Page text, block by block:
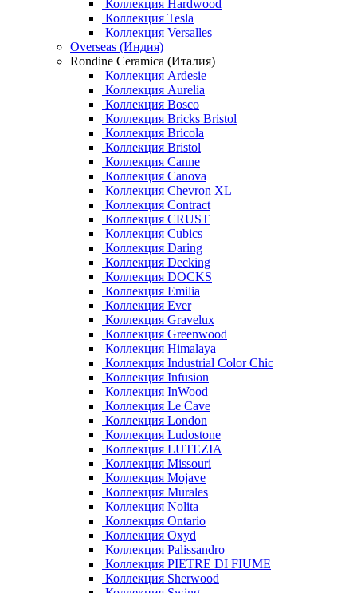
Коллекция Hardwood
Коллекция Tesla
Коллекция Versalles
Overseas (Индия)
Rondine Ceramica (Италия)
Коллекция Ardesie
Коллекция Aurelia
Коллекция Bosco
Коллекция Bricks Bristol
Коллекция Bricola
Коллекция Bristol
Коллекция Canne
Коллекция Canova
Коллекция Chevron XL
Коллекция Contract
Коллекция CRUST
Коллекция Cubics
Коллекция Daring
Коллекция Decking
Коллекция DOCKS
Коллекция Emilia
Коллекция Ever
Коллекция Gravelux
Коллекция Greenwood
Коллекция Himalaya
Коллекция Industrial Color Chic
Коллекция Infusion
Коллекция InWood
Коллекция Le Cave
Коллекция London
Коллекция Ludostone
Коллекция LUTEZIA
Коллекция Missouri
Коллекция Mojave
Коллекция Murales
Коллекция Nolita
Коллекция Ontario
Коллекция Oxyd
Коллекция Palissandro
Коллекция PIETRE DI FIUME
Коллекция Sherwood